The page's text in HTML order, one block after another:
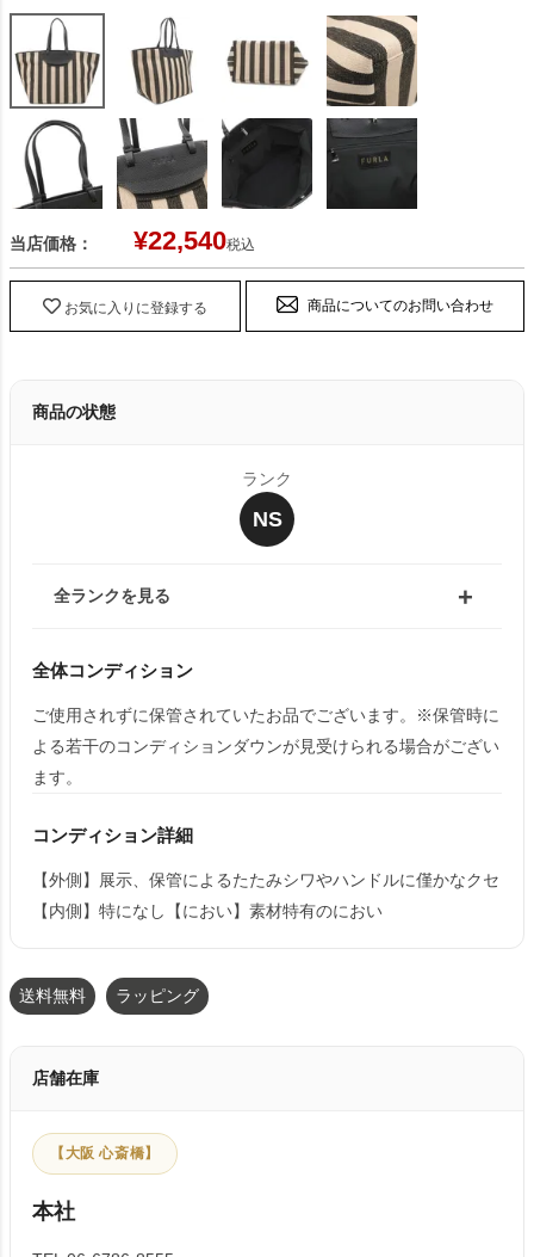
当店価格： ¥22,540税込
お気に入りに登録する 商品についてのお問い合わせ
商品の状態
ランク
NS
全ランクを見る
全体コンディション
ご使用されずに保管されていたお品でございます。※保管時に
よる若干のコンディションダウンが見受けられる場合がござい
ます。
コンディション詳細
【外側】展示、保管によるたたみシワやハンドルに僅かなクセ
【内側】特になし【におい】素材特有のにおい
送料無料 ラッピング
店舗在庫
【大阪 心斎橋】
本社